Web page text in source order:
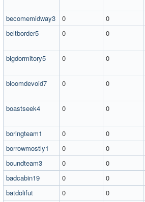
becomemidway3
0 0
beltborder5
0 0
bigdormitory5
0 0
bloomdevoid7
0 0
boastseek4
0 0
boringteam1
0 0
borrowmostly1
0 0
boundteam3
0 0
badcabin19
0 0
batdolifut
0 0